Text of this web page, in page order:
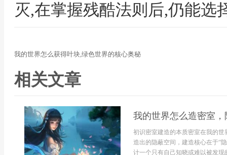
灭,在掌握残酷法则后,仍能选
我的世界怎么获得叶块,绿色世界的核心奥秘
相关文章
我的世界怎么造密室
初识密室建造的本质密室在我的
造出的隐蔽空间，建造核心在于“
计一个只有自己知晓或难以被发